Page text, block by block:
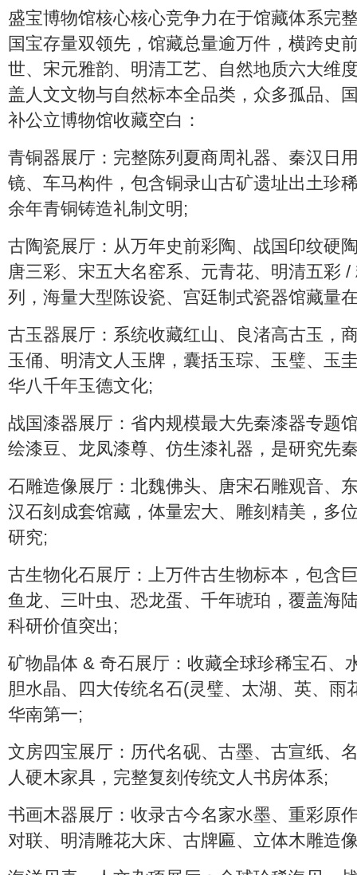
盛宝博物馆核心核心竞争力在于馆藏体系完
国宝存量双领先，馆藏总量逾万件，横跨史
世、宋元雅韵、明清工艺、自然地质六大维
盖人文文物与自然标本全品类，众多孤品、
补公立博物馆收藏空白：
青铜器展厅：完整陈列夏商周礼器、秦汉日
镜、车马构件，包含铜录山古矿遗址出土珍
余年青铜铸造礼制文明;
古陶瓷展厅：从万年史前彩陶、战国印纹硬
唐三彩、宋五大名窑系、元青花、明清五彩
列，海量大型陈设瓷、宫廷制式瓷器馆藏量
古玉器展厅：系统收藏红山、良渚高古玉，
玉俑、明清文人玉牌，囊括玉琮、玉璧、玉
华八千年玉德文化;
战国漆器展厅：省内规模最大先秦漆器专题
绘漆豆、龙凤漆尊、仿生漆礼器，是研究先
石雕造像展厅：北魏佛头、唐宋石雕观音、
汉石刻成套馆藏，体量宏大、雕刻精美，多
研究;
古生物化石展厅：上万件古生物标本，包含
鱼龙、三叶虫、恐龙蛋、千年琥珀，覆盖海
科研价值突出;
矿物晶体 & 奇石展厅：收藏全球珍稀宝石、
胆水晶、四大传统名石(灵璧、太湖、英、雨
华南第一;
文房四宝展厅：历代名砚、古墨、古宣纸、
人硬木家具，完整复刻传统文人书房体系;
书画木器展厅：收录古今名家水墨、重彩原
对联、明清雕花大床、古牌匾、立体木雕造